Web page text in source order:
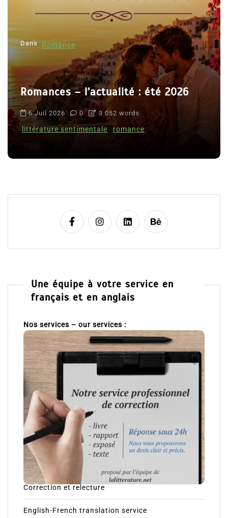
Dans Romance
Romances – l’actualité : été 2026
6 Juil 2026 0 3 052 words
littérature sentimentale romance
Une équipe à votre service en
français et en anglais
Nos services – our services :
Correction et relecture
English-French translation service